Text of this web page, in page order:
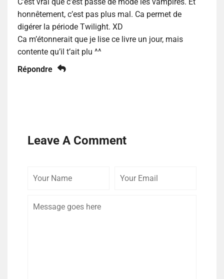
honnêtement, c’est pas plus mal. Ca permet de
digérer la période Twilight. XD
Ca m’étonnerait que je lise ce livre un jour, mais
contente qu’il t’ait plu ^^
Répondre
Leave A Comment